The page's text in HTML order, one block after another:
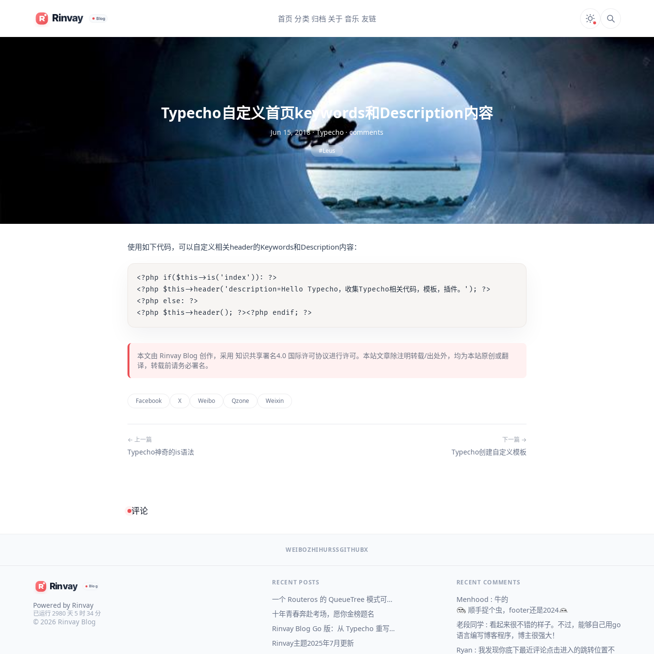
首页 分类 归档 关于 音乐 友链
Typecho自定义首页keywords和Description内容
Jun 15, 2018·Typecho ·comments
#Leus
使用如下代码，可以自定义相关header的Keywords和Description内容：
<?php if($this->is('index')): ?>
<?php $this->header('description=Hello Typecho，收集Typecho相关代码，模板，插件。'); ?>
<?php else: ?>
本文由 Rinvay Blog 创作，采用 知识共享署名4.0 国际许可协议进行许可。本站文章除注明转载/出处外，均为本站原创或翻
译，转载前请务必署名。
Facebook X Weibo Qzone Weixin
← 上一篇
Typecho神奇的is语法
下一篇 →
Typecho创建自定义模板
评论
WEIBOZHIHURSSGITHUBX
Powered by Rinvay
已运行 2980 天 5 时 34 分
© 2026 Rinvay Blog
RECENT POSTS
一个 Routeros 的 QueueTree 模式可视化
十年青春奔赴考场，愿你金榜题名
Rinvay Blog Go 版：从 Typecho 重写到自己的博客系统
Rinvay主题2025年7月更新
RECENT COMMENTS
Menhood : 牛的
顺手捉个虫，footer还是2024
老段同学 : 看起来很不错的样子。不过，能够自己用go
语言编写博客程序，博主很强大！
Ryan : 我发现你底下最近评论点击进入的跳转位置不